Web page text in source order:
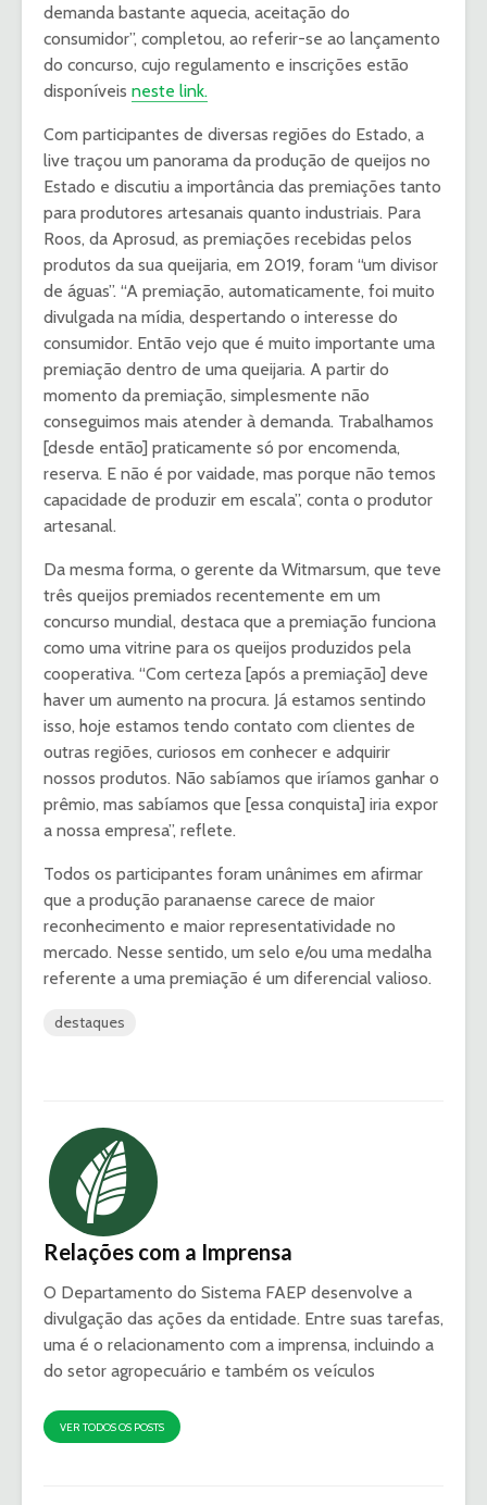
demanda bastante aquecia, aceitação do
consumidor”, completou, ao referir-se ao lançamento
do concurso, cujo regulamento e inscrições estão
disponíveis neste link.
Com participantes de diversas regiões do Estado, a
live traçou um panorama da produção de queijos no
Estado e discutiu a importância das premiações tanto
para produtores artesanais quanto industriais. Para
Roos, da Aprosud, as premiações recebidas pelos
produtos da sua queijaria, em 2019, foram “um divisor
de águas”. “A premiação, automaticamente, foi muito
divulgada na mídia, despertando o interesse do
consumidor. Então vejo que é muito importante uma
premiação dentro de uma queijaria. A partir do
momento da premiação, simplesmente não
conseguimos mais atender à demanda. Trabalhamos
[desde então] praticamente só por encomenda,
reserva. E não é por vaidade, mas porque não temos
capacidade de produzir em escala”, conta o produtor
artesanal.
Da mesma forma, o gerente da Witmarsum, que teve
três queijos premiados recentemente em um
concurso mundial, destaca que a premiação funciona
como uma vitrine para os queijos produzidos pela
cooperativa. “Com certeza [após a premiação] deve
haver um aumento na procura. Já estamos sentindo
isso, hoje estamos tendo contato com clientes de
outras regiões, curiosos em conhecer e adquirir
nossos produtos. Não sabíamos que iríamos ganhar o
prêmio, mas sabíamos que [essa conquista] iria expor
a nossa empresa”, reflete.
Todos os participantes foram unânimes em afirmar
que a produção paranaense carece de maior
reconhecimento e maior representatividade no
mercado. Nesse sentido, um selo e/ou uma medalha
referente a uma premiação é um diferencial valioso.
destaques
Relações com a Imprensa
O Departamento do Sistema FAEP desenvolve a
divulgação das ações da entidade. Entre suas tarefas,
uma é o relacionamento com a imprensa, incluindo a
do setor agropecuário e também os veículos
VER TODOS OS POSTS